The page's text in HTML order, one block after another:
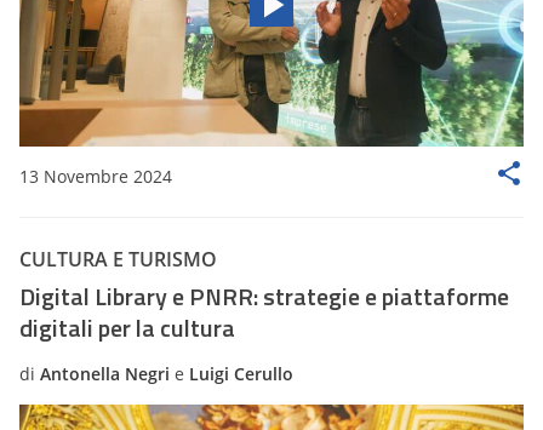
13 Novembre 2024
CULTURA E TURISMO
Digital Library e PNRR: strategie e piattaforme
digitali per la cultura
di Antonella Negri e Luigi Cerullo